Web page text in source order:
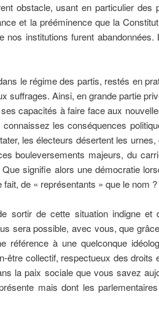
obstacle, usant en particulier des
et la prééminence que la
institutions furent
le régime des partis, restés en
suffrages. Ainsi, en grande partie
capacités à faire face aux
les conséquences
les électeurs désertent les
bouleversements majeurs, du
signifie alors une démocratie
fait, de « représentants » que le nom ?
sortir de cette situation indigne et
sera possible, avec vous, que
à une quelconque
être collectif, respectueux des
la paix sociale que vous savez
mais dont les